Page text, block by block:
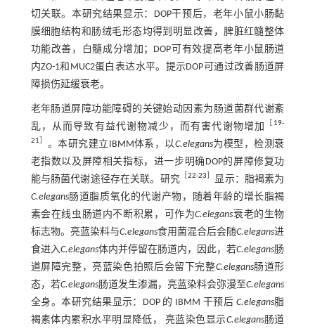
切关联。本研究结果显示：DOP干预后，老年小鼠小肠黏
膜细胞结构和肠绒毛形态均得到明显改善，脾脏红髓整体
功能改善，白髓成分增加；DOP可有效提高老年小鼠肠道
内ZO-1和MUC2蛋白表达水平。提示DOP可通过改善肠道屏
障损伤延缓衰老。
老年肠道屏障功能障碍的关键始动因素为肠道菌群代谢紊
乱，从而导致有益代谢物减少，而有害代谢物增加
［ 19-
21］ 。本研究建立IBMM体系，以C.elegans为模型，检测衰
老指数以及屏障相关指标，进一步明确DOP的屏障修复功
能与肠菌代谢途径存在关联。研究 ［22-23］
显示：脂褐素为
C.elegans肠道脂质氧化的代谢产物，随着年龄的增长脂褐
素会在线虫肠道内不断积累，可作为C.elegans衰老的生物
标志物。亮蓝染料与C.elegans食用菌混合后会随C.elegans进
食进入C.elegans体内并停留在肠道内，因此，若C.elegans肠
道屏障完整，亮蓝染色拍照后会留下完整C.elegans肠道形
态，若C.elegans肠道发生渗漏，亮蓝染料会弥漫至C.elegans
全身。本研究结果显示：DOP 的 IBMM 干预后 C.elegans脂
褐素体内累积水平明显降低， 亮蓝染色显示C.elegans肠道